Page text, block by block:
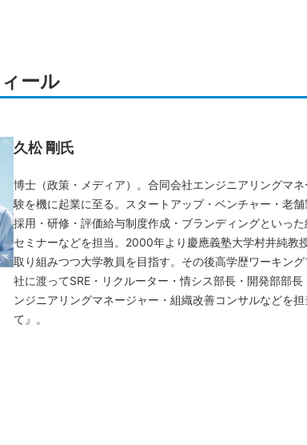
ール
久松 剛氏
博士（政策・メディア）。合同会社エンジニアリングマ
験を機に起業に至る。スタートアップ・ベンチャー・老
採用・研修・評価給与制度作成・ブランディングといっ
セミナーなどを担当。2000年より慶應義塾大学村井純教
取り組みつつ大学教員を目指す。その後高学歴ワーキン
社に渡ってSRE・リクルーター・情シス部長・開発部部
ンジニアリングマネージャー・組織改善コンサルなどを
て』。